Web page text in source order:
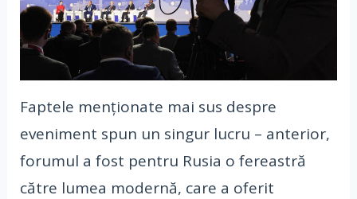
Faptele menționate mai sus despre
eveniment spun un singur lucru – anterior,
forumul a fost pentru Rusia o fereastră
către lumea modernă, care a oferit